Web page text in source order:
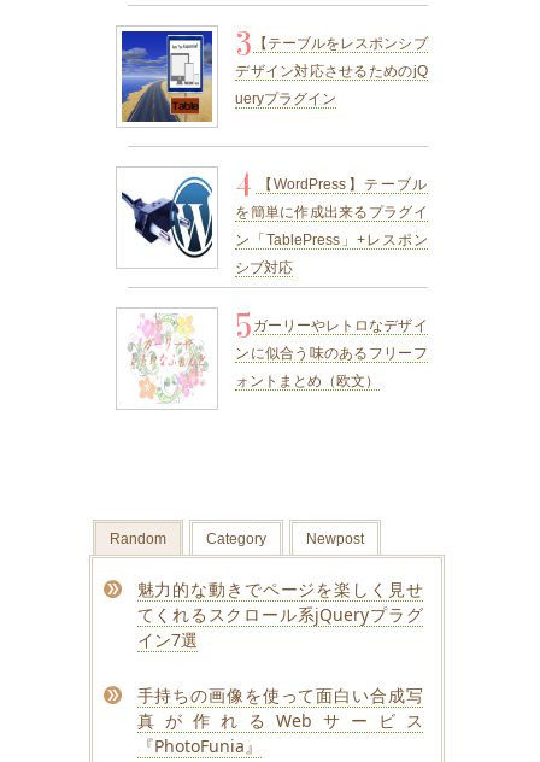
3
【テーブルをレスポンシブ
デザイン対応させるためのjQ
ueryプラグイン
4
【WordPress】テーブル
を簡単に作成出来るプラグイ
ン「TablePress」+レスポン
シブ対応
5 ガーリーやレトロなデザイ
ンに似合う味のあるフリーフ
ォントまとめ（欧文）
Random Category Newpost
魅力的な動きでページを楽しく見せ
てくれるスクロール系jQueryプラグ
イン7選
手持ちの画像を使って面白い合成写
真が作れるWebサービス
『PhotoFunia』